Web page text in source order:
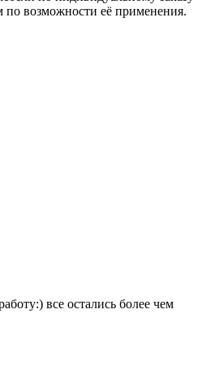
по возможности её применения.
все остались более чем